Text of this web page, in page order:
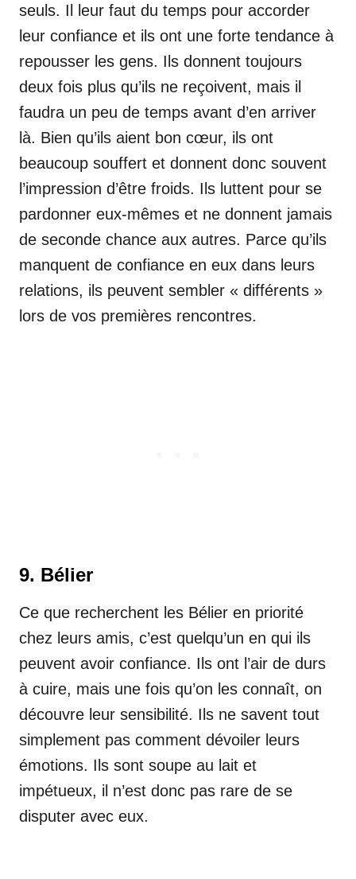
seuls. Il leur faut du temps pour accorder
leur confiance et ils ont une forte tendance à
repousser les gens. Ils donnent toujours
deux fois plus qu’ils ne reçoivent, mais il
faudra un peu de temps avant d’en arriver
là. Bien qu’ils aient bon cœur, ils ont
beaucoup souffert et donnent donc souvent
l’impression d’être froids. Ils luttent pour se
pardonner eux-mêmes et ne donnent jamais
de seconde chance aux autres. Parce qu’ils
manquent de confiance en eux dans leurs
relations, ils peuvent sembler « différents »
lors de vos premières rencontres.
9. Bélier
Ce que recherchent les Bélier en priorité
chez leurs amis, c’est quelqu’un en qui ils
peuvent avoir confiance. Ils ont l’air de durs
à cuire, mais une fois qu’on les connaît, on
découvre leur sensibilité. Ils ne savent tout
simplement pas comment dévoiler leurs
émotions. Ils sont soupe au lait et
impétueux, il n’est donc pas rare de se
disputer avec eux.